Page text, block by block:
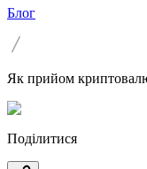
Блог
Як прийом
Поділитися